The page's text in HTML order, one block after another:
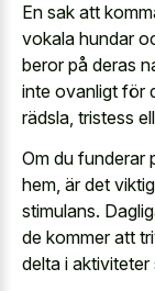
En sak att
vokala hundar
beror på deras
inte ovanligt för
rädsla, tristess
Om du funderar
hem, är det
stimulans.
de kommer att
delta i